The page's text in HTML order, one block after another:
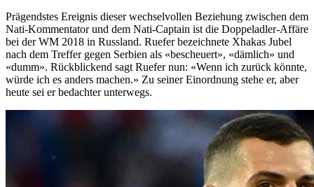
Prägendstes Ereignis dieser wechselvollen Beziehung zwischen dem
Nati-Kommentator und dem Nati-Captain ist die Doppeladler-Affäre
bei der WM 2018 in Russland. Ruefer bezeichnete Xhakas Jubel
nach dem Treffer gegen Serbien als «bescheuert», «dämlich» und
«dumm». Rückblickend sagt Ruefer nun: «Wenn ich zurück könnte,
würde ich es anders machen.» Zu seiner Einordnung stehe er, aber
heute sei er bedachter unterwegs.